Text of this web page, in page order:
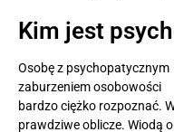
Kim jest
Osobę z psychopatycznym
zaburzeniem osobowości
bardzo ciężko rozpoznać.
prawdziwe oblicze. Wiodą